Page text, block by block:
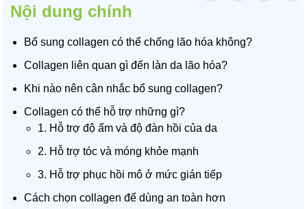
Nội dung chính
Bổ sung collagen có thể chống lão hóa không?
Collagen liên quan gì đến làn da lão hóa?
Khi nào nên cân nhắc bổ sung collagen?
Collagen có thể hỗ trợ những gì?
1. Hỗ trợ độ ẩm và độ đàn hồi của da
2. Hỗ trợ tóc và móng khỏe mạnh
3. Hỗ trợ phục hồi mô ở mức gián tiếp
Cách chọn collagen để dùng an toàn hơn